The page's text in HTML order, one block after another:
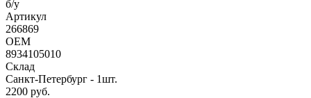
б/у
Артикул
266869
OEM
8934105010
Склад
Санкт-Петербург - 1шт.
2200 руб.